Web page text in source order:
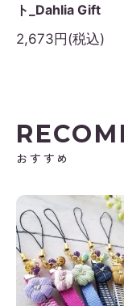
ト_Dahlia Gift
2,673円(税込)
おすすめ